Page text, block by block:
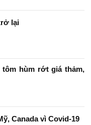
lại
hùm rớt giá thảm,
Canada vì Covid-19